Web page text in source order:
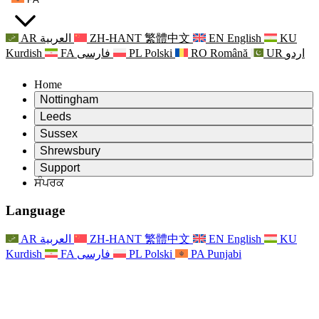
AR العربية ZH-HANT 繁體中文 EN English
KU
Kurdish
FA فارسی PL Polski RO Română UR اردو
Home
Nottingham
Review
ਸਮੀਖਿਆ ਦੇ ਚੇਅਰਮੈਨ
ਸੁਤੰਤਰ ਸਮੀਖਿਆ ਟੀਮ
ਸੰਦਰਭ ਦੀਆਂ ਸ਼ਰਤਾਂ
ਸੁਤੰਤਰ ਸਮੀਖਿਆ ਦੀ ਅੰਤਿਮ ਰਿਪੋਰਟ
ਅਕਸਰ ਪੁੱਛੇ ਜਾਣ ਵਾਲੇ ਸਵਾਲ
ਪਰਿਵਾਰਕ ਫੀਡਬੈਕ ਪ੍ਰਕਿਰਿਆ
ਨਿਊਜ਼ਲੈਟਰ
ਬਾਹਰ ਕੱਡਣਾ
Leeds
Review
ਸਮੀਖਿਆ ਦੇ ਚੇਅਰਮੈਨ
ਸੁਤੰਤਰ ਸਮੀਖਿਆ ਟੀਮ
ਹਵਾਲੇ ਦੀਆਂ ਸ਼ਰਤਾਂ
ਸੰਪਰਕ
ਪਰਿਵਾਰਾਂ ਲਈ ਮਨੋਵਿਗਿਆਨਕ ਸਹਾਇਤਾ
ਪਰਿਵਾਰਾਂ ਲਈ ਅੱਪਡੇਟ
ਘਟਨਾਵਾਂ
For Staff
ਸਟਾਫ ਲਈ ਸਹਾਇਤਾ
Sussex
Review
ਸਮੀਖਿਆ ਦੇ ਚੇਅਰਮੈਨ
ਸੁਤੰਤਰ ਸਮੀਖਿਆ ਟੀਮ
ਸੰਦਰਭ ਦੀਆਂ ਸ਼ਰਤਾਂ
For Families
ਪਰਿਵਾਰਾਂ ਲਈ ਅੱਪਡੇਟ
ਘਟਨਾਵਾਂ
Shrewsbury
Review
ਜਣੇਪਾ ਸਮੀਖਿਆ ਵਾਸਤੇ ਸੰਦਰਭ ਦੀਆਂ ਸ਼ਰਤਾਂ
ਸੁਤੰਤਰ ਸਮੀਖਿਆ ਦੀ ਅੰਤਿਮ ਰਿਪੋਰਟ
ਸੁਤੰਤਰ ਸਮੀਖਿਆ ਦੀ ਪਹਿਲੀ ਰਿਪੋਰਟ
For Families
ਅੱਪਡੇਟ
Support
Leeds
Nottingham
ਪਰਿਵਾਰਕ ਮਨੋਵਿਗਿਆਨਕ ਸਹਾਇਤਾ ਸੇਵਾ
ਮਾਨਸਿਕ ਸਿਹਤ ਸੰਕਟ ਸਹਾਇਤਾ
ਖੇਤਰੀ ਸੇਵਾਵਾਂ ਨੌਟਿੰਘਮ
National
ਸੰਪਰਕ
Language
AR العربية ZH-HANT 繁體中文 EN English
KU
Kurdish
FA فارسی PL Polski PA Punjabi